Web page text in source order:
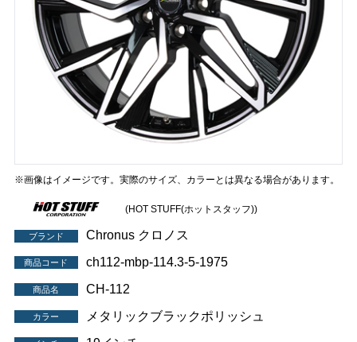
※画像はイメージです。実際のサイズ、カラーとは異なる場合があります。
(HOT STUFF(ホットスタッフ))
ブランド Chronus クロノス
商品コード ch112-mbp-114.3-5-1975
商品名 CH-112
カラー メタリックブラックポリッシュ